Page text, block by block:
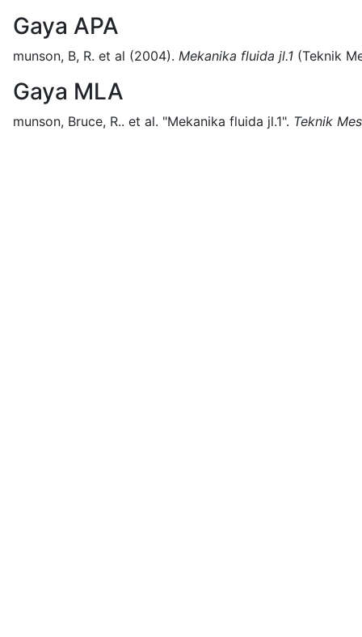
Gaya APA
munson, B, R. et al (2004). Mekanika fluida jl.1 (Teknik
Gaya MLA
munson, Bruce, R.. et al. "Mekanika fluida jl.1". Teknik